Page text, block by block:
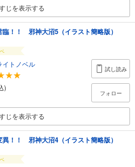
じを表示する
臨！！ 邪神大沼5（イラスト簡略版）
イトノベル
)
試し読み
フォロー
じを表示する
異！！ 邪神大沼4（イラスト簡略版）